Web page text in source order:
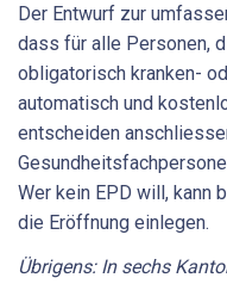
Der Entwurf zur
dass für alle Personen,
obligatorisch kranken-
automatisch und
entscheiden
Wer kein EPD will, kann
die Eröffnung einlegen.
Übrigens: In sechs